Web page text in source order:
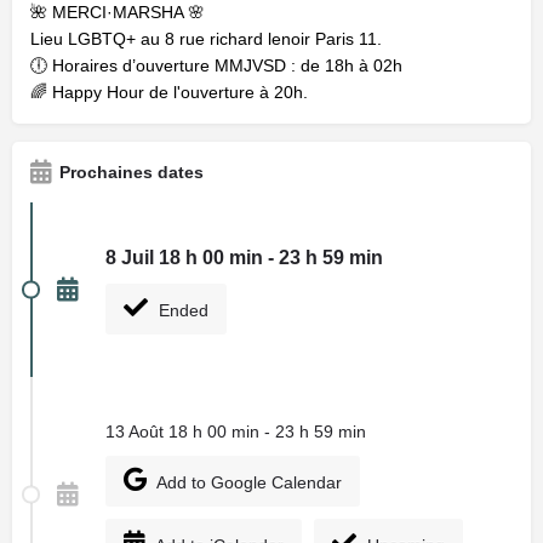
🌺 MERCI·MARSHA 🌸
Lieu LGBTQ+ au 8 rue richard lenoir Paris 11.
🕕 Horaires d’ouverture MMJVSD : de 18h à 02h
🌈 Happy Hour de l'ouverture à 20h.
Prochaines dates
8 Juil 18 h 00 min - 23 h 59 min
Ended
13 Août 18 h 00 min - 23 h 59 min
Add to Google Calendar